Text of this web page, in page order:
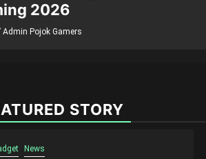
2026
Admin Pojok Gamers
STORY
News